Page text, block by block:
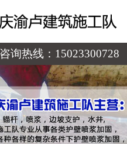
咨询热线： 15023300728